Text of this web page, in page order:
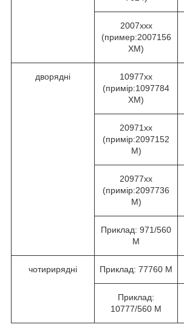
2007ххх
(пример:2007156
ХМ)
дворядні
10977хх
(примір:1097784
ХМ)
20971хх
(примір:2097152
М)
20977хх
(примір:2097736
М)
Приклад: 971/560
М
чотирирядні Приклад: 77760 М
Приклад:
10777/560 М